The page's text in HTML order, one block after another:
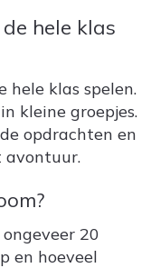
hele klas
hele klas spelen.
kleine groepjes.
opdrachten en
avontuur.
20
en hoeveel